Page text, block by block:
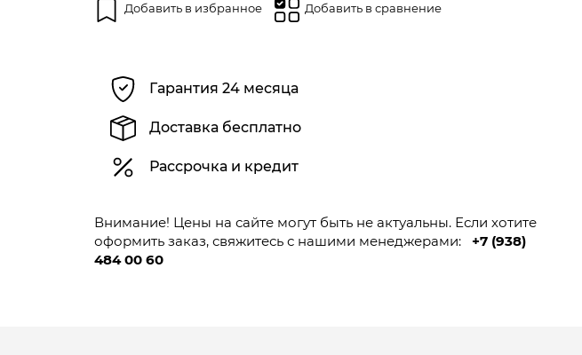
Добавить в избранное Добавить в сравнение
Гарантия 24 месяца
Доставка бесплатно
Рассрочка и кредит
Внимание! Цены на сайте могут быть не актуальны. Если хотите
оформить заказ, свяжитесь с нашими менеджерами:
+7 (938)
484 00 60